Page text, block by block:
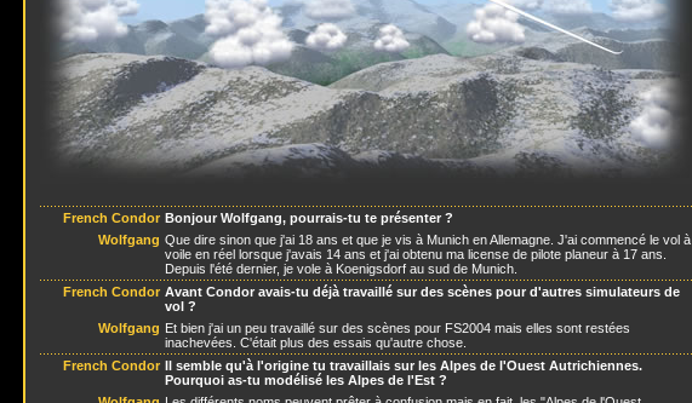
French Condor Bonjour Wolfgang, pourrais-tu te présenter ?
Wolfgang Que dire sinon que j'ai 18 ans et que je vis à Munich en Allemagne. J'ai commencé le vol à
voile en réel lorsque j'avais 14 ans et j'ai obtenu ma license de pilote planeur à 17 ans.
Depuis l'été dernier, je vole à Koenigsdorf au sud de Munich.
French Condor Avant Condor avais-tu déjà travaillé sur des scènes pour d'autres simulateurs de
vol ?
Wolfgang Et bien j'ai un peu travaillé sur des scènes pour FS2004 mais elles sont restées
inachevées. C'était plus des essais qu'autre chose.
French Condor Il semble qu'à l'origine tu travaillais sur les Alpes de l'Ouest Autrichiennes.
Pourquoi as-tu modélisé les Alpes de l'Est ?